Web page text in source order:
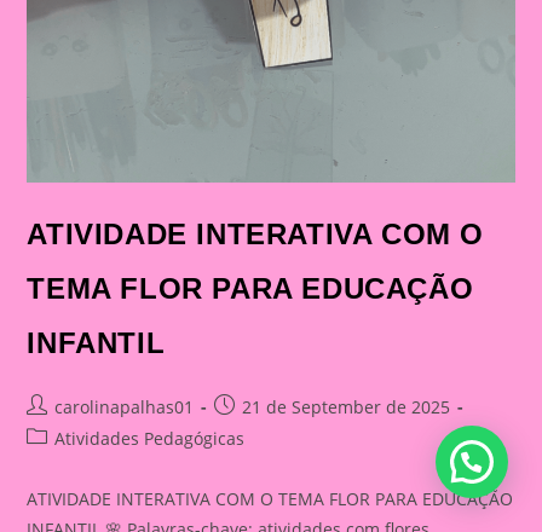
ATIVIDADE INTERATIVA COM O
TEMA FLOR PARA EDUCAÇÃO
INFANTIL
Post
author:
carolinapalhas01
Post
published:
21 de September de 2025
PostAtividades Pedagógicas
ATIVIDADE INTERATIVA COM O TEMA FLOR PARA EDUCAÇÃO